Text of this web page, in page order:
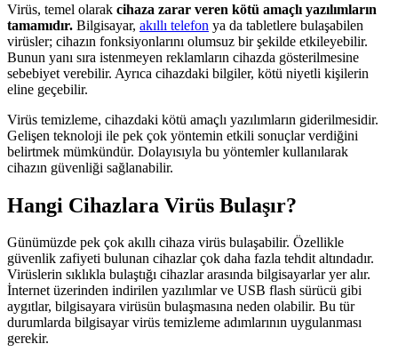
Virüs, temel olarak cihaza zarar veren kötü amaçlı yazılımların
tamamıdır. Bilgisayar, akıllı telefon ya da tabletlere bulaşabilen
virüsler; cihazın fonksiyonlarını olumsuz bir şekilde etkileyebilir.
Bunun yanı sıra istenmeyen reklamların cihazda gösterilmesine
sebebiyet verebilir. Ayrıca cihazdaki bilgiler, kötü niyetli kişilerin
eline geçebilir.
Virüs temizleme, cihazdaki kötü amaçlı yazılımların giderilmesidir.
Gelişen teknoloji ile pek çok yöntemin etkili sonuçlar verdiğini
belirtmek mümkündür. Dolayısıyla bu yöntemler kullanılarak
cihazın güvenliği sağlanabilir.
Hangi Cihazlara Virüs Bulaşır?
Günümüzde pek çok akıllı cihaza virüs bulaşabilir. Özellikle
güvenlik zafiyeti bulunan cihazlar çok daha fazla tehdit altındadır.
Virüslerin sıklıkla bulaştığı cihazlar arasında bilgisayarlar yer alır.
İnternet üzerinden indirilen yazılımlar ve USB flash sürücü gibi
aygıtlar, bilgisayara virüsün bulaşmasına neden olabilir. Bu tür
durumlarda bilgisayar virüs temizleme adımlarının uygulanması
gerekir.